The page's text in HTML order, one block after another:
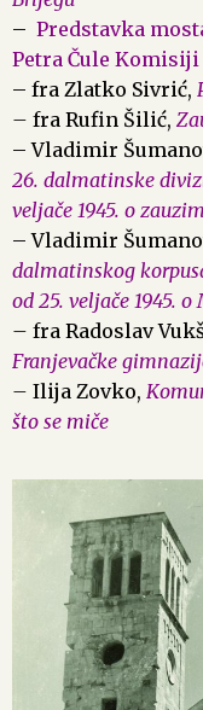
– Predstavka
Petra Čule
– fra Zlatko Sivrić,
– fra Rufin Šilić,
– Vladimir
26. dalmatinske
veljače 1945. o
– Vladimir
dalmatinskog
od 25. veljače 1945.
– fra Radoslav
Franjevačke
– Ilija Zovko,
što se miče